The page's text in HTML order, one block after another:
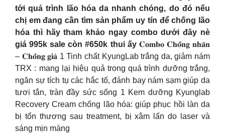
tới quá trình lão hóa da nhanh chóng, do đó nếu
chị em đang cần tìm sản phẩm uy tín để chống lão
hóa thì hãy tham khảo ngay combo dưới đây nè
giá 995k sale còn #650k thui ấy𝐂𝐨𝐦𝐛𝐨 𝐂𝐡𝐨̂́𝐧𝐠 𝐧𝐡𝐚̆𝐧
– 𝐂𝐡𝐨̂́𝐧𝐠 𝐠𝐢𝐚̀ 1 Tinh chất KyungLab trắng da, giảm nám
TRX : mang lại hiệu quả trong quá trình dưỡng trắng,
ngăn sự tích tụ các hắc tố, đánh bay nám sạm giúp da
tươi tắn, tràn đầy sức sống 1 Kem dưỡng Kyunglab
Recovery Cream chống lão hóa: giúp phục hồi làn da
bị tổn thương sau treatment, bị xâm lấn do laser và
sáng mịn màng